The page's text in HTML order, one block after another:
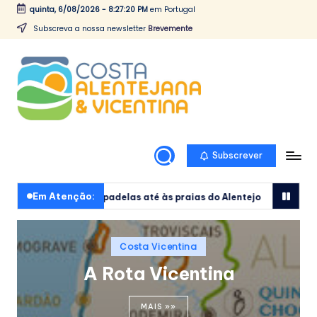
Skip
content
quinta, 6/08/2026- 8:27:22 PMem Portugal
Subscreva a nossa newsletter Brevemente
A
C
a
V
e
Toda
a
Costa
Vicentina
e
em
Subscrever
Em Atenção:
até às praias do Alentejo 3 Praias da Costa
Posted
in Costa Vicentina
A Rota Vicentina
MAIS »»
–